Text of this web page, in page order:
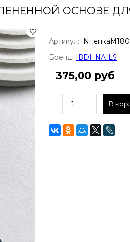
ОСНОВЕ
Артикул: INпенкаM180
Бренд: IBDI_NAILS
375,00 руб
В